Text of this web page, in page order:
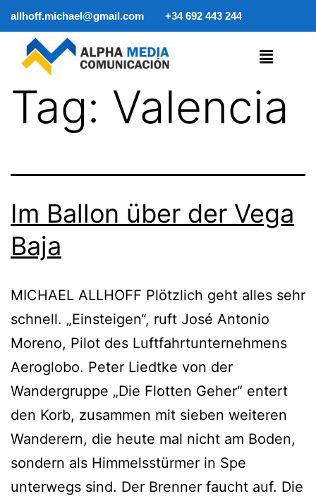
allhoff.michael@gmail.com +34 692 443 244
Tag: Valencia
Im Ballon über der Vega
Baja
MICHAEL ALLHOFF Plötzlich geht alles sehr
schnell. „Einsteigen“, ruft José Antonio
Moreno, Pilot des Luftfahrtunternehmens
Aeroglobo. Peter Liedtke von der
Wandergruppe „Die Flotten Geher“ entert
den Korb, zusammen mit sieben weiteren
Wanderern, die heute mal nicht am Boden,
sondern als Himmelsstürmer in Spe
unterwegs sind. Der Brenner faucht auf. Die